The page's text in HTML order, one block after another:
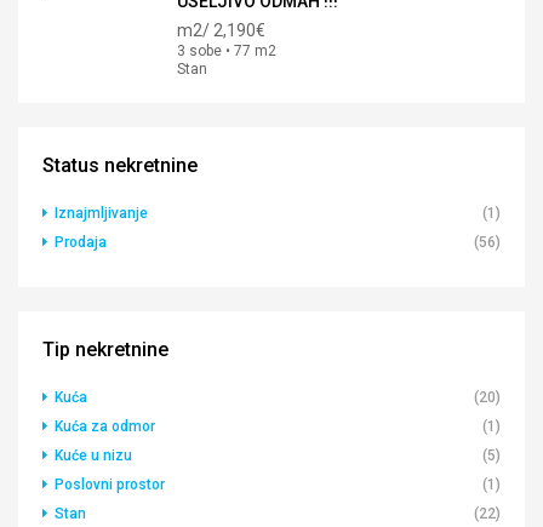
m2/ 2,190€
3 sobe • 77 m2
Stan
Status nekretnine
Iznajmljivanje
(1)
Prodaja
(56)
Tip nekretnine
Kuća
(20)
Kuća za odmor
(1)
Kuće u nizu
(5)
Poslovni prostor
(1)
Stan
(22)